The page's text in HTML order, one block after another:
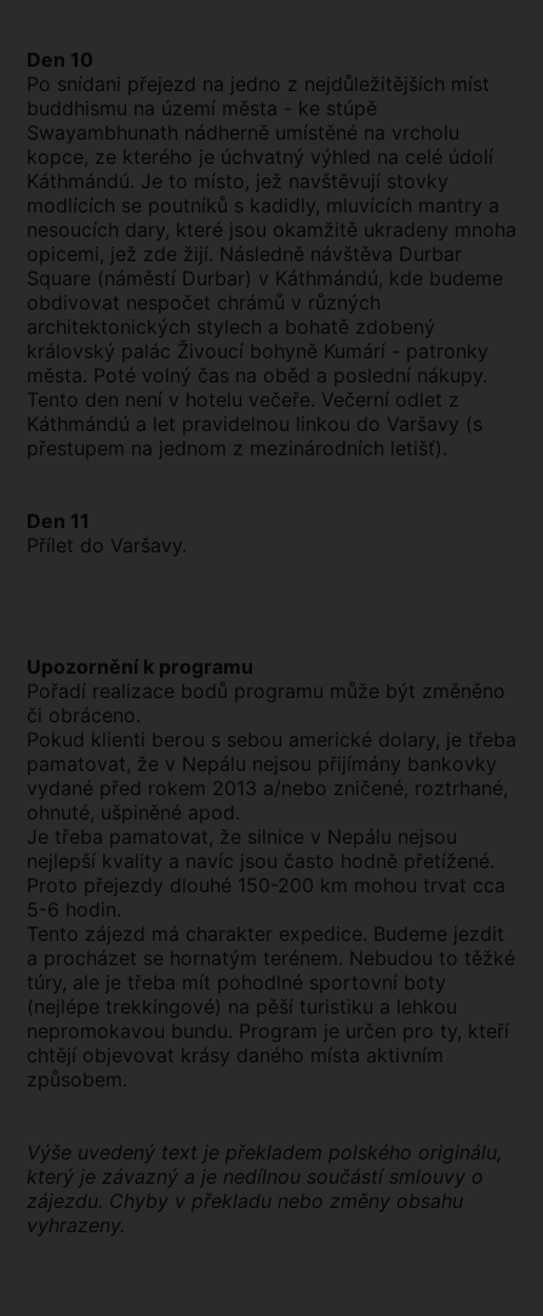
Den 10
Po snídani přejezd na jedno z nejdůležitějších míst
buddhismu na území města - ke stúpě
Swayambhunath nádherně umístěné na vrcholu
kopce, ze kterého je úchvatný výhled na celé údolí
Káthmándú. Je to místo, jež navštěvují stovky
modlících se poutníků s kadidly, mluvících mantry a
nesoucích dary, které jsou okamžitě ukradeny mnoha
opicemi, jež zde žijí. Následně návštěva Durbar
Square (náměstí Durbar) v Káthmándú, kde budeme
obdivovat nespočet chrámů v různých
architektonických stylech a bohatě zdobený
královský palác Živoucí bohyně Kumárí - patronky
města. Poté volný čas na oběd a poslední nákupy.
Tento den není v hotelu večeře. Večerní odlet z
Káthmándú a let pravidelnou linkou do Varšavy (s
přestupem na jednom z mezinárodních letišť).
Den 11
Přílet do Varšavy.
Upozornění k programu
Pořadí realizace bodů programu může být změněno
či obráceno.
Pokud klienti berou s sebou americké dolary, je třeba
pamatovat, že v Nepálu nejsou přijímány bankovky
vydané před rokem 2013 a/nebo zničené, roztrhané,
ohnuté, ušpiněné apod.
Je třeba pamatovat, že silnice v Nepálu nejsou
nejlepší kvality a navíc jsou často hodně přetížené.
Proto přejezdy dlouhé 150-200 km mohou trvat cca
5-6 hodin.
Tento zájezd má charakter expedice. Budeme jezdit
a procházet se hornatým terénem. Nebudou to těžké
túry, ale je třeba mít pohodlné sportovní boty
(nejlépe trekkingové) na pěší turistiku a lehkou
nepromokavou bundu. Program je určen pro ty, kteří
chtějí objevovat krásy daného místa aktivním
způsobem.
Výše uvedený text je překladem polského originálu,
který je závazný a je nedílnou součástí smlouvy o
zájezdu. Chyby v překladu nebo změny obsahu
vyhrazeny.